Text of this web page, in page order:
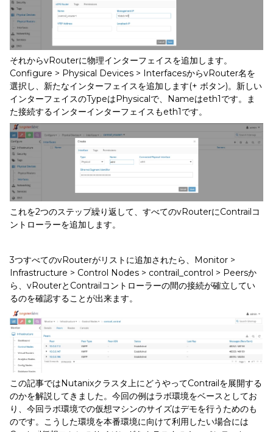
それからvRouterに物理インターフェイスを追加します。
Configure > Physical Devices > InterfacesからvRouter名を
選択し、新たなインターフェイスを追加します(+ ボタン)。新しい
インターフェイスのTypeはPhysicalで、Nameはeth1です。ま
た接続するインターインターフェイスもeth1です。
これを2つのステップ繰り返して、すべてのvRouterにContrailコ
ントローラーを追加します。
3つすべてのvRouterがリストに追加されたら、Monitor >
Infrastructure > Control Nodes > contrail_control > Peersか
ら、vRouterとContrailコントローラーの間の接続が確立してい
るのを確認することが出来ます。
この記事ではNutanixクラスタ上にどうやってContrailを展開する
のかを解説してきました。今回の例はラボ環境をベースとしてお
り、今回ラボ環境での仮想マシンのサイズはデモを行うためのも
のです。こうした環境を本番環境に向けて利用したい場合には